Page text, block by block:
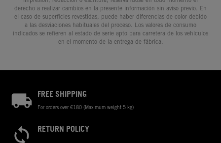
derecho a realizar cambios en la presente información sin aviso previo. En
el caso de superficies revestidas, puede haber diferencias de color debido
a las desviaciones habituales del proceso. Los valores de consumo
indicados se refieren al estado de serie apto para carretera de los vehículos
en el momento de la entrega de fábrica.
FREE SHIPPING
For orders over €180 (Maximum weight 5 kg)
RETURN POLICY